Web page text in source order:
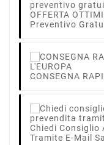
OFFERTA
Preventivo
CONSEGNA
Chiedi Consiglio
Tramite E-Mail